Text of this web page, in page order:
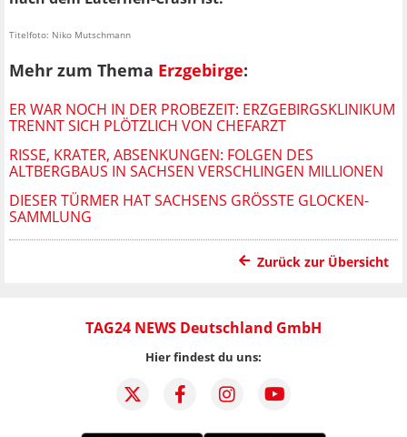
Titelfoto: Niko Mutschmann
Mehr zum Thema Erzgebirge:
ER WAR NOCH IN DER PROBEZEIT: ERZGEBIRGSKLINIKUM
TRENNT SICH PLÖTZLICH VON CHEFARZT
RISSE, KRATER, ABSENKUNGEN: FOLGEN DES
ALTBERGBAUS IN SACHSEN VERSCHLINGEN MILLIONEN
DIESER TÜRMER HAT SACHSENS GRÖSSTE GLOCKEN-S
AMMLUNG
Zurück zur Übersicht
TAG24 NEWS Deutschland GmbH
Hier findest du uns: